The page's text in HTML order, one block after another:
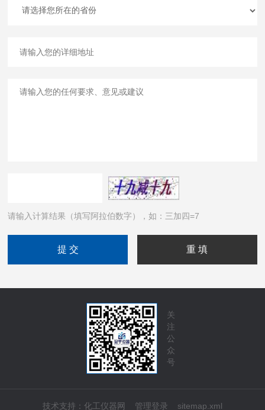
请输入计算结果（填写阿拉伯数字），如：三加四=7
关
注
公
众
号
技术支持： 化工仪器网 管理登录 sitemap.xml